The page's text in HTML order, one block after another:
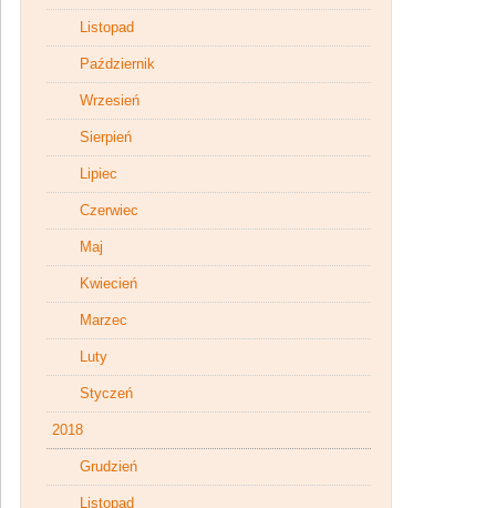
Listopad
Październik
Wrzesień
Sierpień
Lipiec
Czerwiec
Maj
Kwiecień
Marzec
Luty
Styczeń
2018
Grudzień
Listopad